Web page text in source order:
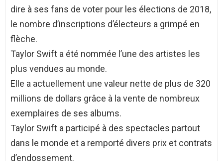
dire à ses fans de voter pour les élections de 2018,
le nombre d’inscriptions d’électeurs a grimpé en
flèche.
Taylor Swift a été nommée l’une des artistes les
plus vendues au monde.
Elle a actuellement une valeur nette de plus de 320
millions de dollars grâce à la vente de nombreux
exemplaires de ses albums.
Taylor Swift a participé à des spectacles partout
dans le monde et a remporté divers prix et contrats
d’endossement.